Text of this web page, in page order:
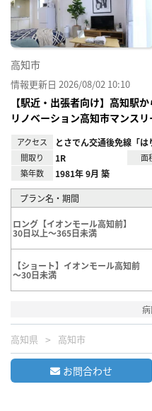
高知市
情報更新日 2026/08/02 10:10
【駅近・出張者向け】高知駅
リノベーション高知市マンスリ
アクセス とさでん交通後免線「
間取り 1R 面
築年数 1981年 9月 築
プラン名・期間
ロング【イオンモール高知前】
30日以上～365日未満
【ショート】イオンモール高知前
～30日未満
病
高知県 高知市
お問合わせ